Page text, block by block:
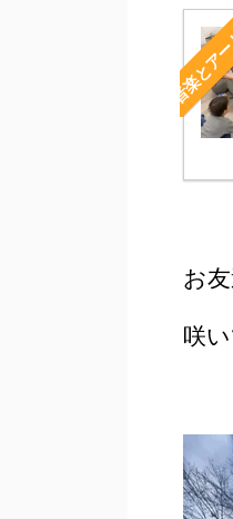
音楽
お
咲